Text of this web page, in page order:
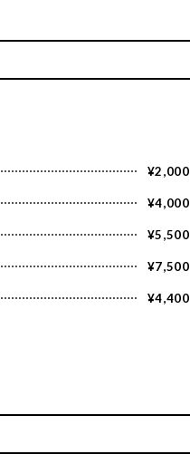
¥2,000
¥4,000
¥5,500
¥7,500
¥4,400